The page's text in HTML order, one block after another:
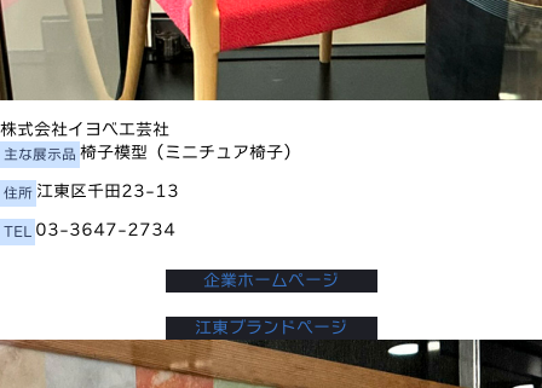
株式会社イヨベ工芸社
主な展示品 椅子模型（ミニチュア椅子）
住所 江東区千田23-13
TEL 03-3647-2734
企業ホームページ
江東ブランドページ